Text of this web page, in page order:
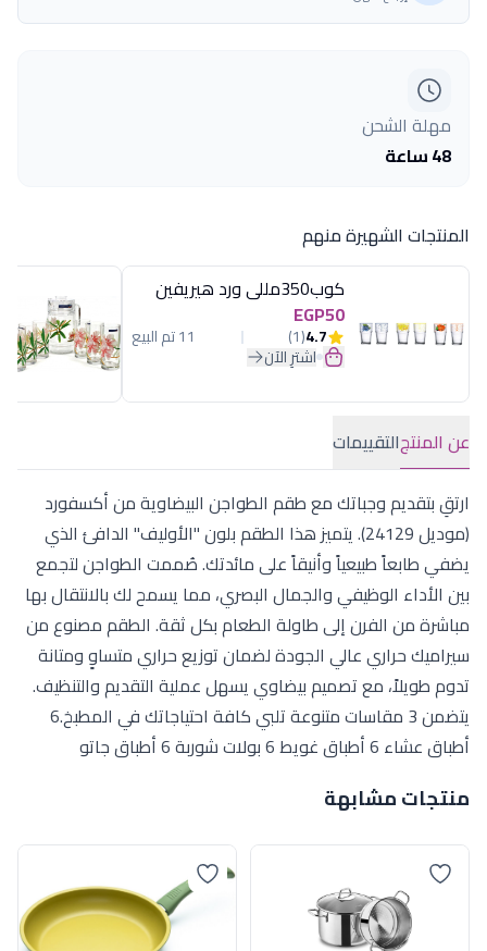
مهلة الشحن
48 ساعة
المنتجات الشهيرة منهم
كوب350مللى ورد هيريفين
EGP50
4.7
(1) 11 تم البيع
اشترِ الآن
عن المنتجالتقييمات
ارتقِ بتقديم وجباتك مع طقم الطواجن البيضاوية من أكسفورد
(موديل 24129). يتميز هذا الطقم بلون "الأوليف" الدافئ الذي
يضفي طابعاً طبيعياً وأنيقاً على مائدتك. صُممت الطواجن لتجمع
بين الأداء الوظيفي والجمال البصري، مما يسمح لك بالانتقال بها
مباشرة من الفرن إلى طاولة الطعام بكل ثقة. الطقم مصنوع من
سيراميك حراري عالي الجودة لضمان توزيع حراري متساوٍ ومتانة
تدوم طويلاً، مع تصميم بيضاوي يسهل عملية التقديم والتنظيف.
يتضمن 3 مقاسات متنوعة تلبي كافة احتياجاتك في المطبخ.6
أطباق عشاء 6 أطباق غويط 6 بولات شوربة 6 أطباق جاتو
منتجات مشابهة